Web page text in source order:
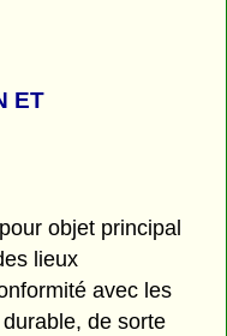
ET
objet principal
lieux
avec les
de sorte